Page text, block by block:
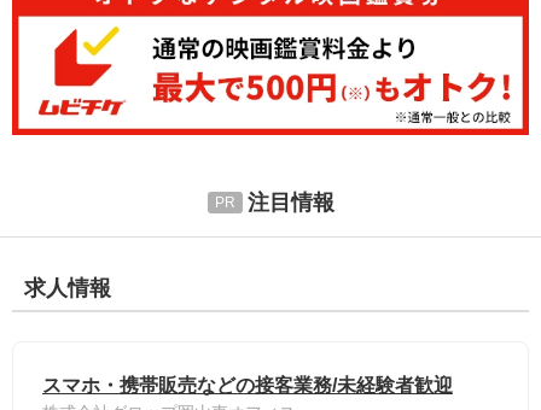
注目情報
求人情報
スマホ・携帯販売などの接客業務/未経験者歓迎